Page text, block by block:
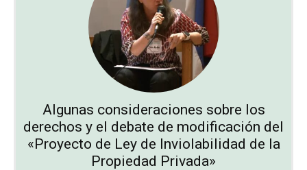
Algunas consideraciones sobre los
derechos y el debate de modificación del
«Proyecto de Ley de Inviolabilidad de la
Propiedad Privada»